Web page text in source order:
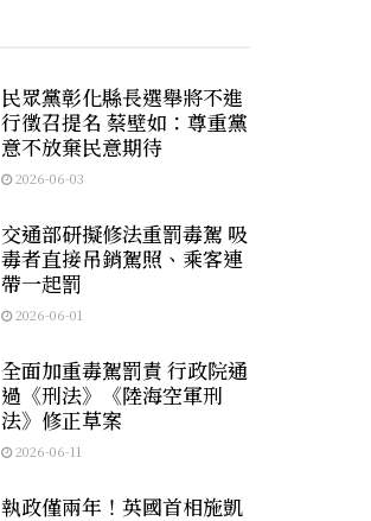
民眾黨彰化縣長選舉將不進
行徵召提名 蔡壁如：尊重黨
意不放棄民意期待
2026-06-03
交通部研擬修法重罰毒駕 吸
毒者直接吊銷駕照、乘客連
帶一起罰
2026-06-01
全面加重毒駕罰責 行政院通
過《刑法》《陸海空軍刑
法》修正草案
2026-06-11
執政僅兩年！英國首相施凱